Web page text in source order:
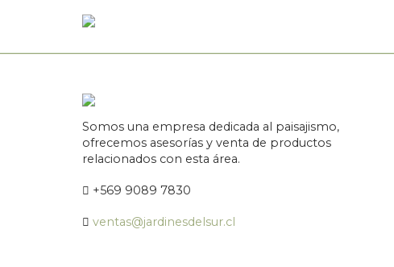
Somos una empresa dedicada al paisajismo,
ofrecemos asesorías y venta de productos
relacionados con esta área.
+569 9089 7830
ventas@jardinesdelsur.cl